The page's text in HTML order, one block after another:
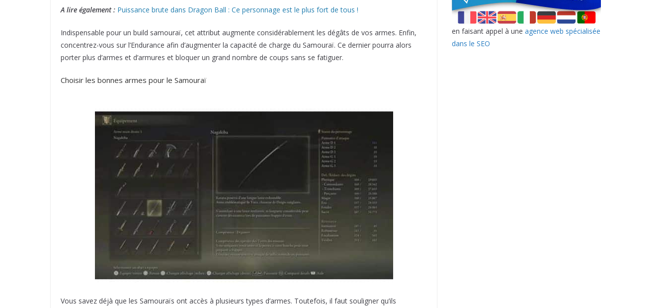
A lire également : Puissance brute dans Dragon Ball : Ce personnage est le plus fort de tous !
Indispensable pour un build samouraï, cet attribut augmente considérablement les dégâts de vos armes. Enfin,
concentrez-vous sur l’Endurance afin d’augmenter la capacité de charge du Samouraï. Ce dernier pourra alors
porter plus d’armes et d’armures et bloquer un grand nombre de coups sans se fatiguer.
Choisir les bonnes armes pour le Samouraï
Vous savez déjà que les Samouraïs ont accès à plusieurs types d’armes. Toutefois, il faut souligner qu’ils
en faisant appel à une agence web spécialisée
dans le SEO